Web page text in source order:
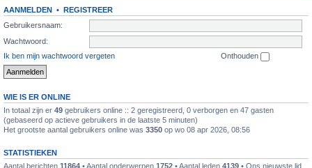
AANMELDEN •
REGISTREER
Gebruikersnaam:
Wachtwoord:
Ik ben mijn wachtwoord vergeten
Onthouden
WIE IS ER ONLINE
In totaal zijn er 49 gebruikers online :: 2 geregistreerd, 0 verborgen en 47 gasten
(gebaseerd op actieve gebruikers in de laatste 5 minuten)
Het grootste aantal gebruikers online was 3350 op wo 08 apr 2026, 08:56
STATISTIEKEN
Aantal berichten 11864 • Aantal onderwerpen 1752 • Aantal leden 4139 • Ons nieuwste lid